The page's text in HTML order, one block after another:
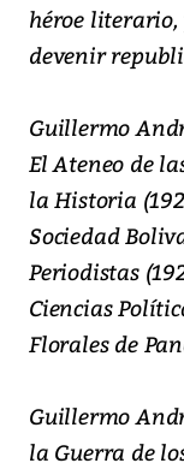
héroe literario,
devenir
Guillermo
El Ateneo de
la Historia
Sociedad
Periodistas
Ciencias
Florales de
Guillermo
la Guerra de